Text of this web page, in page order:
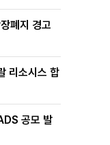
폐지 경고
리소시스 합
공모 발